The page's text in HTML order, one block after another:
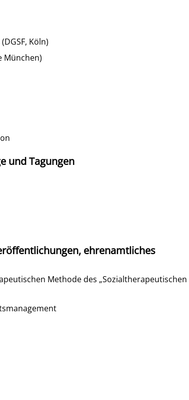
Köln)
München)
und Tagungen
ehrenamtliches
Methode des „Sozialtherapeutischen